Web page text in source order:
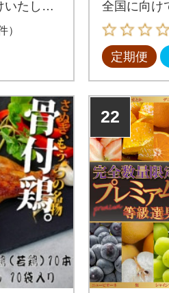
いたしま
）
全国に向け
てお届けし
定期便
22